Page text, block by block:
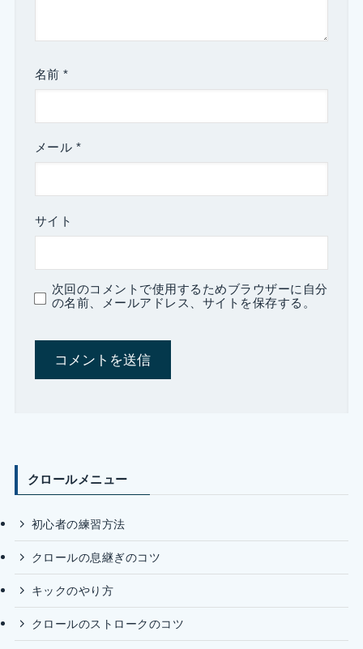
名前*
メール *
サイト
次回のコメントで使用するためブラウザーに自分
の名前、メールアドレス、サイトを保存する。
クロールメニュー
初心者の練習方法
クロールの息継ぎのコツ
キックのやり方
クロールのストロークのコツ